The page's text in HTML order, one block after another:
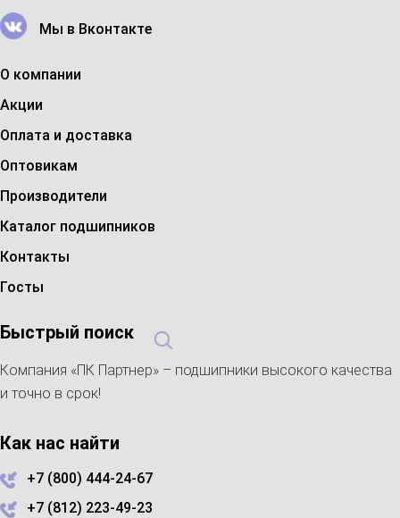
Мы в Вконтакте
О компании
Акции
Оплата и доставка
Оптовикам
Производители
Каталог подшипников
Контакты
Госты
Быстрый поиск
Компания «ПК Партнер» – подшипники высокого качества
и точно в срок!
Как нас найти
+7 (800) 444-24-67
+7 (812) 223-49-23